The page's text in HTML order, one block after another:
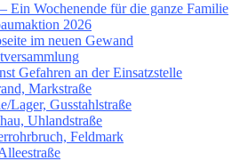
Ein Wochenende für die ganze Familie
2026
im neuen Gewand
Gefahren an der Einsatzstelle
Markstraße
Lager, Gusstahlstraße
Uhlandstraße
Feldmark